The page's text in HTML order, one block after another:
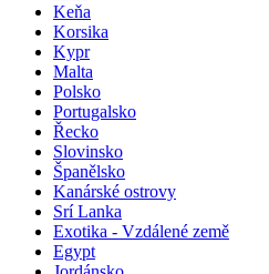
Keňa
Korsika
Kypr
Malta
Polsko
Portugalsko
Řecko
Slovinsko
Španělsko
Kanárské ostrovy
Srí Lanka
Exotika - Vzdálené země
Egypt